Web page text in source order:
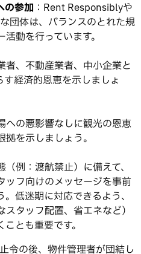
の参加 ：Rent Responsiblyや
団体は、バランスのとれた規
動を行っています。
者、不動産業者、中小企業と
経済的恩恵を示しましょ
への悪影響なしに観光の恩恵
を示しましょう。
（例：渡航禁止）に備えて、
ッフ向けのメッセージを事前
低迷期に対応できるよう、
タッフ配置、省エネなど）
とも重要です。
令の後、物件管理者が団結し